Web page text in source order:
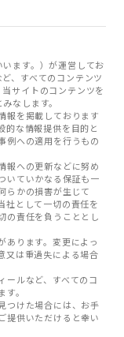
ます。）が運営してお
、すべてのコンテンツ
サイトのコンテンツを
なします。
報を掲載しております
的な情報提供を目的と
例への適用を行うもの
報への更新などに努め
いていかなる保証も一
らかの損害が生じて
社として一切の責任を
の責任を負うこととし
あります。変更によっ
又は重過失による場合
ールなど、すべてのコ
。
つけた場合には、お手
提供いただけると幸い